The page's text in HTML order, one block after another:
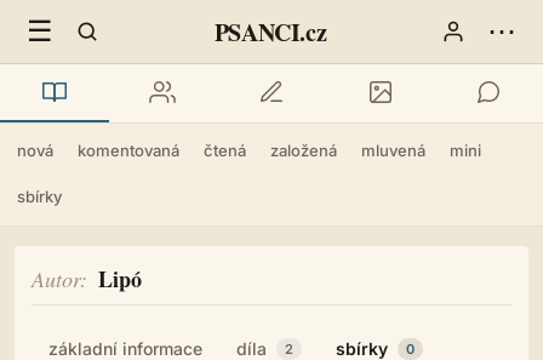
☰ PSANCI.cz ⋯
nová komentovaná čtená založená mluvená mini
sbírky
Autor Lipó
základní informace díla 2 sbírky 0